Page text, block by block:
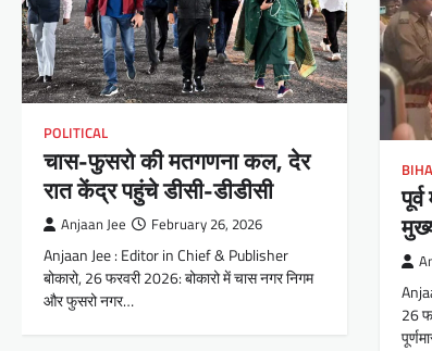
POLITICAL
चास-फुसरो की मतगणना कल, देर
रात केंद्र पहुंचे डीसी-डीडीसी
Anjaan Jee February 26, 2026
Anjaan Jee : Editor in Chief & Publisher
बोकारो, 26 फरवरी 2026: बोकारो में चास नगर निगम
और फुसरो नगर…
26